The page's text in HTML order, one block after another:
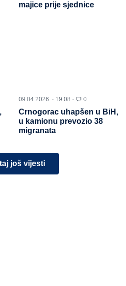
majice prije sjednice
09.04.2026. · 19:08 · 0
Crnogorac uhapšen u BiH,
u kamionu prevozio 38
migranata
još vijesti